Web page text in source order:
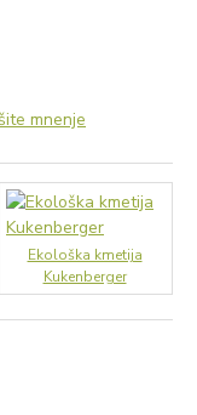
mnenje
Ekološka kmetija
Kukenberger